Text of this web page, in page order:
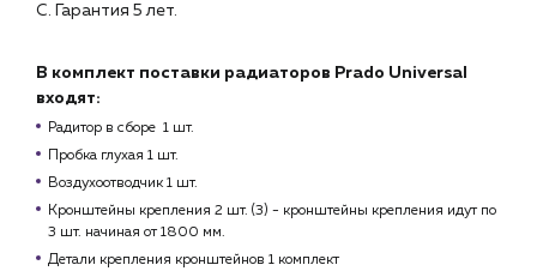
С. Гарантия 5 лет.
В комплект поставки радиаторов Prado Universal
входят:
Радитор в сборе 1 шт.
Пробка глухая 1 шт.
Воздухоотводчик 1 шт.
Кронштейны крепления 2 шт. (3) - кронштейны крепления идут по
3 шт. начиная от 1800 мм.
Детали крепления кронштейнов 1 комплект